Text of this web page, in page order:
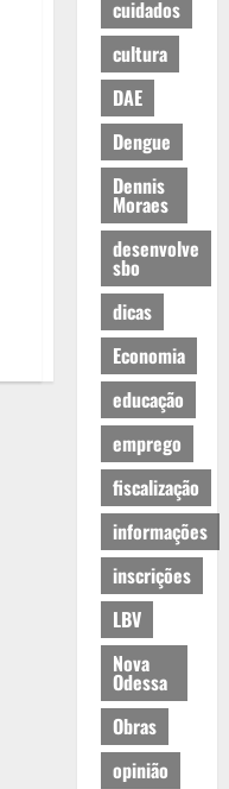
cuidados
cultura
DAE
Dengue
Dennis
Moraes
desenvolve
sbo
dicas
Economia
educação
emprego
fiscalização
informações
inscrições
LBV
Nova
Odessa
Obras
opinião